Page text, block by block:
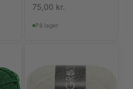
75,00 kr.
På lager